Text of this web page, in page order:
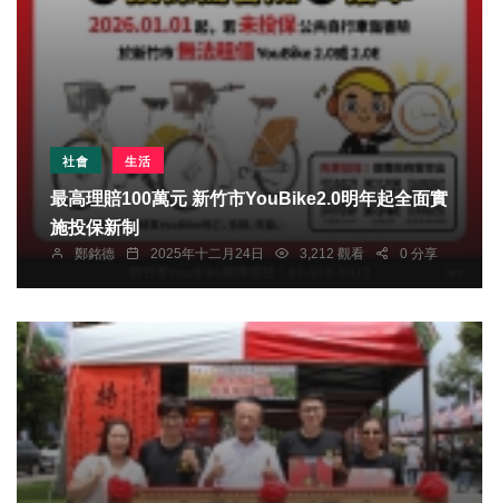
社會 生活
最高理賠100萬元 新竹市YouBike2.0明年起全面實
施投保新制
鄭銘德 2025年十二月24日 3,212 觀看 0 分享